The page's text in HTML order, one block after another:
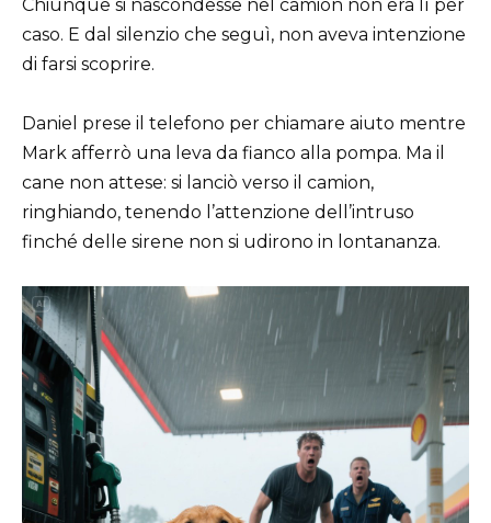
Chiunque si nascondesse nel camion non era lì per
caso. E dal silenzio che seguì, non aveva intenzione
di farsi scoprire.
Daniel prese il telefono per chiamare aiuto mentre
Mark afferrò una leva da fianco alla pompa. Ma il
cane non attese: si lanciò verso il camion,
ringhiando, tenendo l’attenzione dell’intruso
finché delle sirene non si udirono in lontananza.